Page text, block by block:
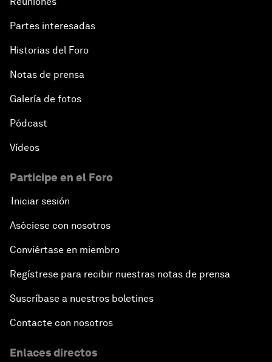
Partes interesadas
Historias del Foro
Notas de prensa
Galería de fotos
Pódcast
Vídeos
Participe en el Foro
Iniciar sesión
Asóciese con nosotros
Conviértase en miembro
Regístrese para recibir nuestras notas de prensa
Suscríbase a nuestros boletines
Contacte con nosotros
Enlaces directos